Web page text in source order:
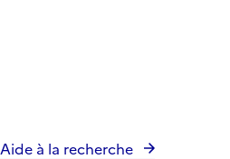
Aide à la recherche